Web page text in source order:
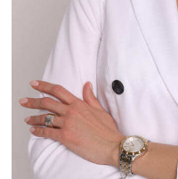
Врач
Некрасенко Татьяна
Вячеславовна
Опыт работы: 7 лет